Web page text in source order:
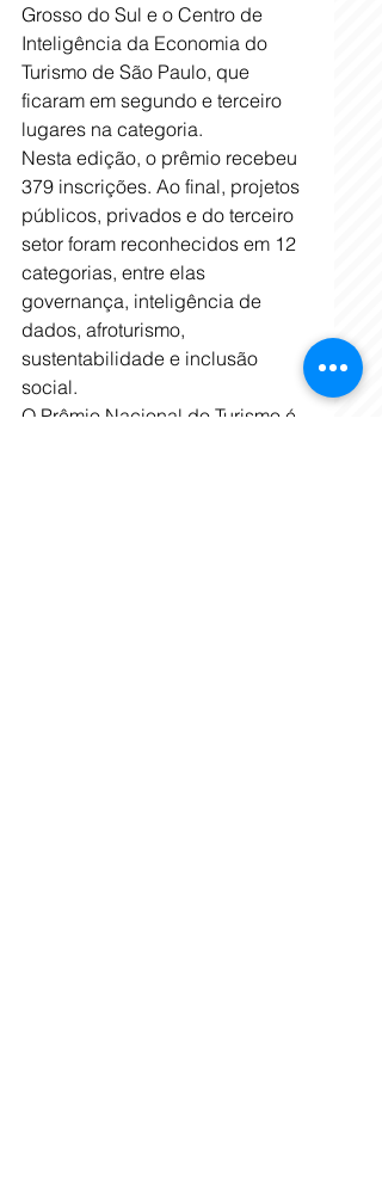
Grosso do Sul e o Centro de
Inteligência da Economia do
Turismo de São Paulo, que
ficaram em segundo e terceiro
lugares na categoria.
Nesta edição, o prêmio recebeu
379 inscrições. Ao final, projetos
públicos, privados e do terceiro
setor foram reconhecidos em 12
categorias, entre elas
governança, inteligência de
dados, afroturismo,
sustentabilidade e inclusão
social.
O Prêmio Nacional do Turismo é